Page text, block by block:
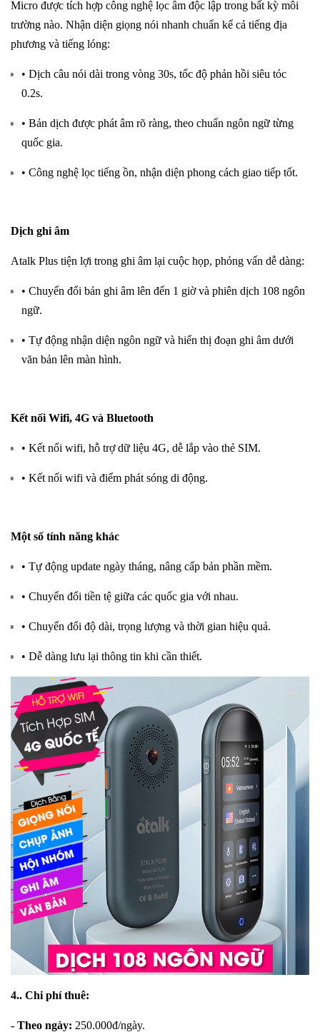
Micro được tích hợp công nghệ lọc âm độc lập trong bất kỳ môi
trường nào. Nhận diện giọng nói nhanh chuẩn kể cả tiếng địa
phương và tiếng lóng:
• Dịch câu nói dài trong vòng 30s, tốc độ phản hồi siêu tóc
0.2s.
• Bản dịch được phát âm rõ ràng, theo chuẩn ngôn ngữ từng
quốc gia.
• Công nghệ lọc tiếng ồn, nhận diện phong cách giao tiếp tốt.
Dịch ghi âm
Atalk Plus tiện lợi trong ghi âm lại cuộc họp, phỏng vấn dễ dàng:
• Chuyển đổi bản ghi âm lên đến 1 giờ và phiên dịch 108 ngôn
ngữ.
• Tự động nhận diện ngôn ngữ và hiển thị đoạn ghi âm dưới
văn bản lên màn hình.
Kết nối Wifi, 4G và Bluetooth
• Kết nối wifi, hỗ trợ dữ liệu 4G, dễ lắp vào thẻ SIM.
• Kết nối wifi và điểm phát sóng di động.
Một số tính năng khác
• Tự động update ngày tháng, nâng cấp bản phần mềm.
• Chuyển đổi tiền tệ giữa các quốc gia với nhau.
• Chuyển đổi độ dài, trọng lượng và thời gian hiệu quả.
• Dễ dàng lưu lại thông tin khi cần thiết.
4.. Chi phí thuê:
- Theo ngày: 250.000đ/ngày.